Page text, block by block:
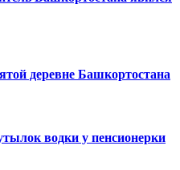
деревне Башкортостана
водки у пенсионерки